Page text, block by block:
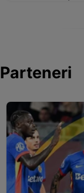
Parteneri